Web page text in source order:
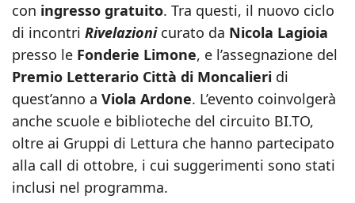
con ingresso gratuito. Tra questi, il nuovo ciclo
di incontri Rivelazionicurato da Nicola Lagioia
presso le Fonderie Limone, e l’assegnazione del
Premio Letterario Città di Moncalieri di
quest’anno a Viola Ardone. L’evento coinvolgerà
anche scuole e biblioteche del circuito BI.TO,
oltre ai Gruppi di Lettura che hanno partecipato
alla call di ottobre, i cui suggerimenti sono stati
inclusi nel programma.